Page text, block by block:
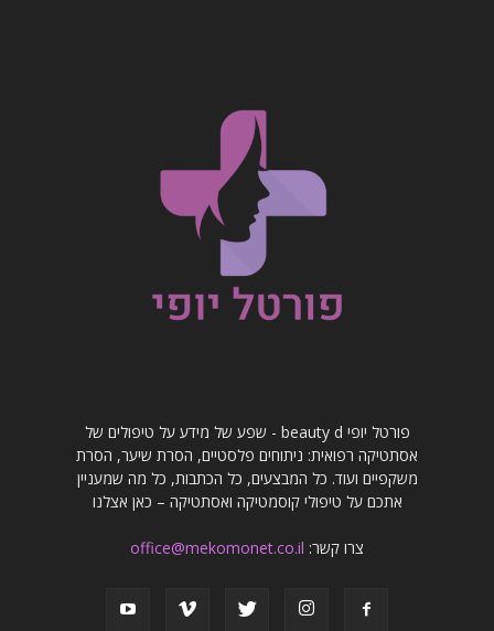
פורטל יופי beauty d - שפע של מידע על טיפולים של
אסתטיקה רפואית: ניתוחים פלסטיים, הסרת שיער, הסרת
משקפיים ועוד. כל המבצעים, כל הכתבות, כל מה שמעניין
אתכם על טיפולי קוסמטיקה ואסתטיקה – כאן אצלנו
צרו קשר: office@mekomonet.co.il